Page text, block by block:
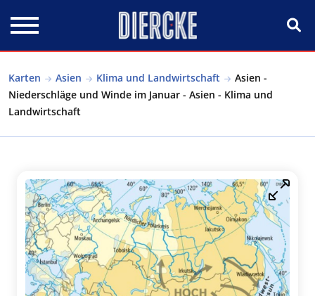
Karten Asien Klima und Landwirtschaft
Asien -
Niederschläge und Winde im Januar - Asien - Klima und
Landwirtschaft